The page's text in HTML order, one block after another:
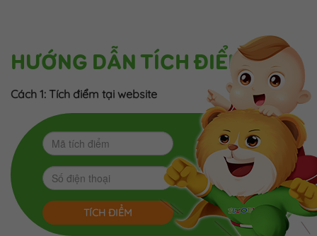
HƯỚNG DẪN TÍCH ĐIỂM
Cách 1: Tích điểm tại website
TÍCH ĐIỂM